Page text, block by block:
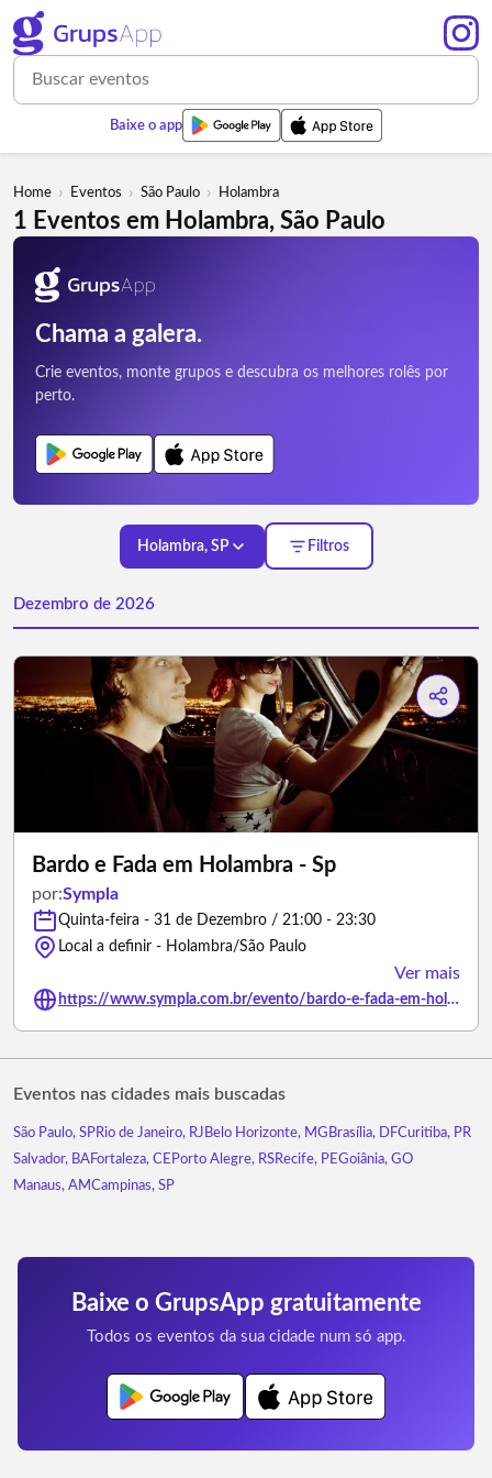
Baixe o app
Home › Eventos › São Paulo › Holambra
1 Eventos em Holambra, São Paulo
Chama a galera.
Crie eventos, monte grupos e descubra os melhores rolês por
perto.
Holambra, SP Filtros
Dezembro de 2026
Bardo e Fada em Holambra - Sp
por:Sympla
Quinta-feira - 31 de Dezembro / 21:00 - 23:30
Local a definir - Holambra/São Paulo
Ver mais
https://www.sympla.com.br/evento/bardo-e-fada-em-holambra-sp/3237070
Eventos nas cidades mais buscadas
São Paulo, SPRio de Janeiro, RJ Belo Horizonte, MG Brasília, DFCuritiba, PR
Salvador, BAFortaleza, CE Porto Alegre, RSRecife, PEGoiânia, GO
Manaus, AMCampinas, SP
Baixe o GrupsApp gratuitamente
Todos os eventos da sua cidade num só app.